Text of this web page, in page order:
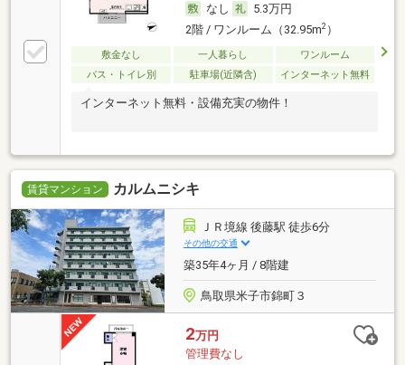
なし
5.3万円
2階 / ワンルーム（32.95m2）
敷金なし 一人暮らし
ワンルーム
バス・トイレ別
駐車場(近隣含) インターネット無料
インターネット無料・設備充実の物件！
賃貸マンション カルムニシキ
ＪＲ境線 後藤駅 徒歩6分
その他の交通
築35年4ヶ月 / 8階建
鳥取県米子市錦町３
2万円
管理費なし